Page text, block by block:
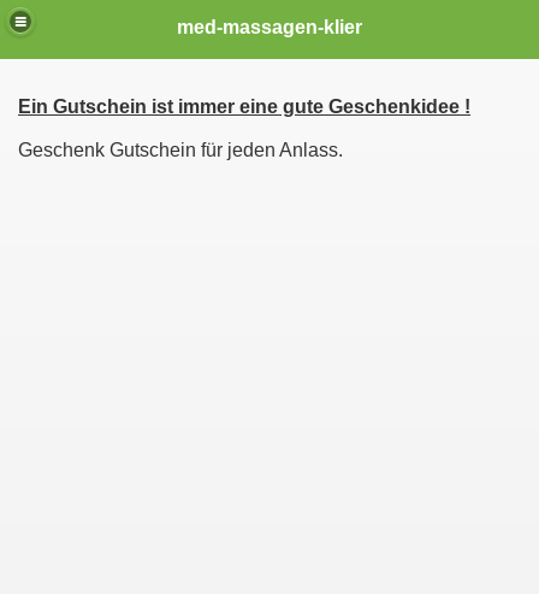
med-massagen-klier
Ein Gutschein ist immer eine gute Geschenkidee !
Geschenk Gutschein für jeden Anlass.